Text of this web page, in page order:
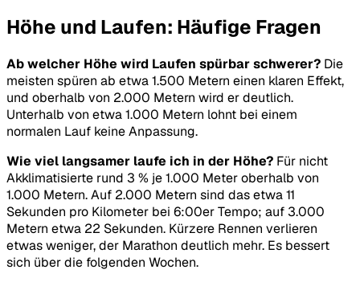
Höhe und Laufen: Häufige Fragen
Ab welcher Höhe wird Laufen spürbar schwerer? Die
meisten spüren ab etwa 1.500 Metern einen klaren Effekt,
und oberhalb von 2.000 Metern wird er deutlich.
Unterhalb von etwa 1.000 Metern lohnt bei einem
normalen Lauf keine Anpassung.
Wie viel langsamer laufe ich in der Höhe? Für nicht
Akklimatisierte rund 3 % je 1.000 Meter oberhalb von
1.000 Metern. Auf 2.000 Metern sind das etwa 11
Sekunden pro Kilometer bei 6:00er Tempo; auf 3.000
Metern etwa 22 Sekunden. Kürzere Rennen verlieren
etwas weniger, der Marathon deutlich mehr. Es bessert
sich über die folgenden Wochen.